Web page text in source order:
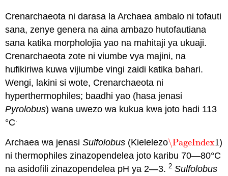
Crenarchaeota ni darasa la Archaea ambalo ni tofauti
sana, zenye genera na aina ambazo hutofautiana
sana katika morpholojia yao na mahitaji ya ukuaji.
Crenarchaeota zote ni viumbe vya majini, na
hufikiriwa kuwa vijiumbe vingi zaidi katika bahari.
Wengi, lakini si wote, Crenarchaeota ni
hyperthermophiles; baadhi yao (hasa jenasi
Pyrolobus) wana uwezo wa kukua kwa joto hadi 113
°C.
Archaea wa jenasiSulfolobus (Kielelezo\PageIndex1
\PageIndex1)
ni thermophiles zinazopendelea joto karibu 70—80°C
na asidofili zinazopendelea pH ya 2—3.2 Sulfolobus